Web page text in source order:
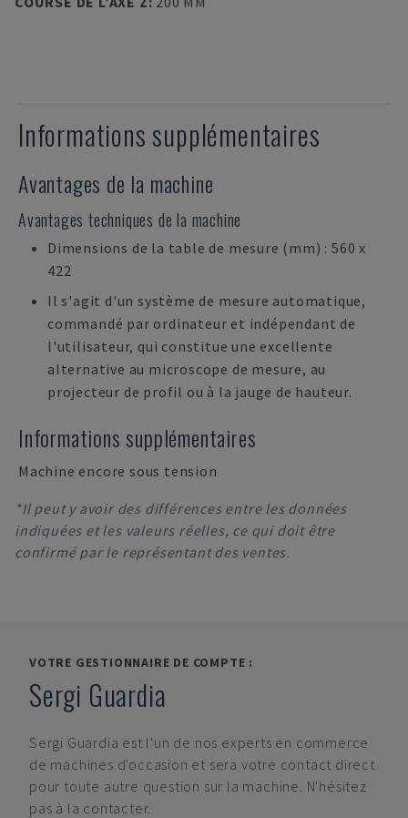
Informations supplémentaires
Avantages de la machine
Avantages techniques de la machine
Dimensions de la table de mesure (mm) : 560 x
422
Il s'agit d'un système de mesure automatique,
commandé par ordinateur et indépendant de
l'utilisateur, qui constitue une excellente
alternative au microscope de mesure, au
projecteur de profil ou à la jauge de hauteur.
Informations supplémentaires
Machine encore sous tension
*Il peut y avoir des différences entre les données
indiquées et les valeurs réelles, ce qui doit être
confirmé par le représentant des ventes.
VOTRE GESTIONNAIRE DE COMPTE :
Sergi Guardia
Sergi Guardia est l'un de nos experts en commerce
de machines d'occasion et sera votre contact direct
pour toute autre question sur la machine. N'hésitez
pas à la contacter.